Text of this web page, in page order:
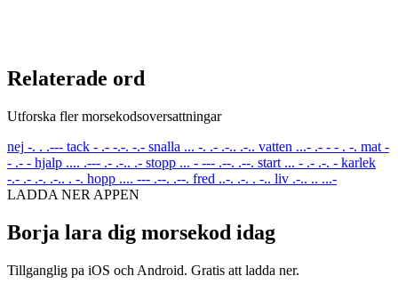
Relaterade ord
Utforska fler morsekodsoversattningar
nej -. . .--- tack - .- -.-. -.- snalla ... -. .- .-.. .-.. vatten ...- .- - - . -. mat -
- .- - hjalp .... .--- .- .-.. .- stopp ... - --- .--. .--. start ... - .- .-. - karlek
-.- .- .-. .-.. . -. hopp .... --- .--. .--. fred ..-. .-. . -.. liv .-.. .. ...-
LADDA NER APPEN
Borja lara dig morsekod idag
Tillganglig pa iOS och Android. Gratis att ladda ner.